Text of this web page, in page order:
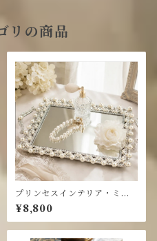
リの商品
プリンセスインテリア・ミラ
ートレイ・スクエア/パール ミ
ラートレー
¥8,800